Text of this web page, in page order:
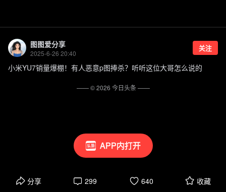
APP内打开
图图爱分享
2025-6-26 20:40
关注
小米YU7销量爆棚！有人恶意p图捧杀？听听这位大哥怎么说的
分享 299 640 收藏
—— ©2026 今日头条——